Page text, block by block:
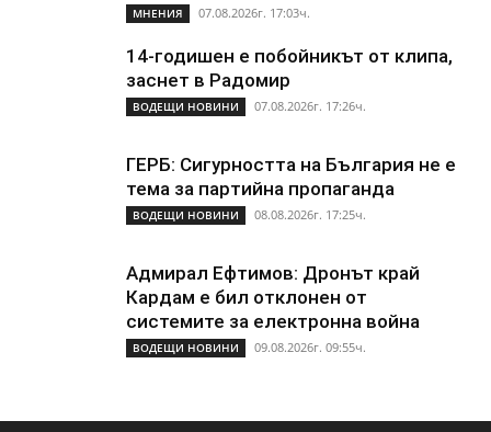
МНЕНИЯ 07.08.2026г. 17:03ч.
14-годишен е побойникът от клипа,
заснет в Радомир
ВОДЕЩИ НОВИНИ 07.08.2026г. 17:26ч.
ГЕРБ: Сигурността на България не е
тема за партийна пропаганда
ВОДЕЩИ НОВИНИ 08.08.2026г. 17:25ч.
Адмирал Ефтимов: Дронът край
Кардам е бил отклонен от
системите за електронна война
ВОДЕЩИ НОВИНИ 09.08.2026г. 09:55ч.